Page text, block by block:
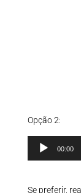
Opção 2:
Tocador
00:00
Se preferir,